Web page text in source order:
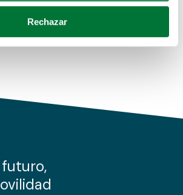
específicas (huellas
sobre cómo se procesan sus
uso que haga del sitio web con
de redes sociales, publicidad y análisis
Rechazar